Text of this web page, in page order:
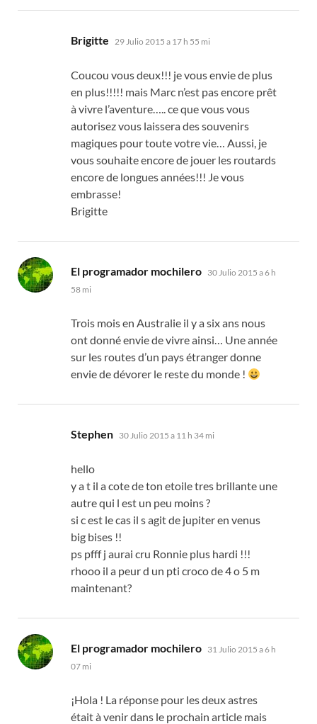
Brigitte dice:
29 Julio 2015 a 17 h 55 mi
Coucou vous deux!!! je vous envie de plus
en plus!!!!! mais Marc n’est pas encore prêt
à vivre l’aventure…..ce que vous vous
autorisez vous laissera des souvenirs
magiques pour toute votre vie… Aussi, je
vous souhaite encore de jouer les routards
encore de longues années!!! Je vous
embrasse!
Brigitte
El programador mochilero dice:
30 Julio 2015 a 6 h
58 mi
Trois mois en Australie il y a six ans nous
ont donné envie de vivre ainsi… Une année
sur les routes d’un pays étranger donne
envie de dévorer le reste du monde !
Stephen dice:
30 Julio 2015 a 11 h 34 mi
hello
y a t il a cote de ton etoile tres brillante une
autre qui l est un peu moins?
si c est le cas il s agit de jupiter en venus
big bises !!
ps pfff j aurai cru Ronnie plus hardi !!!
rhooo il a peur d un pti croco de4 o 5 m
maintenant?
El programador mochilero dice:
31 Julio 2015 a 6 h
07 mi
¡Hola ! La réponse pour les deux astres
était à venir dans le prochain article mais